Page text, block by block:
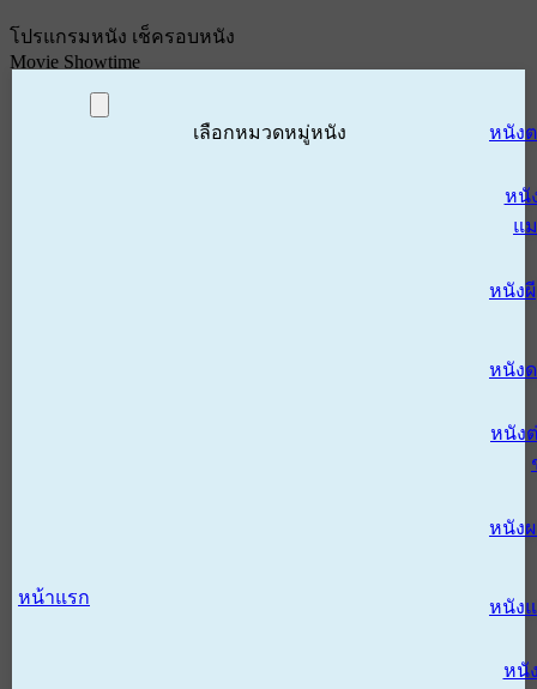
โปรแกรมหนัง เช็ครอบหนัง
Movie Showtime
หน้าแรก
เลือกหมวดหมู่หนัง หนัง
หนั
แ
หนังผี
หนัง
หนัง
หนัง
หนัง
หนั